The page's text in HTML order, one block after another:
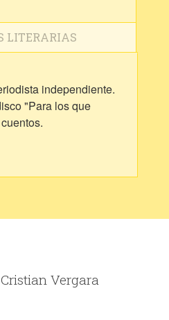
LITERARIAS
independiente.
"Para los que
Vergara